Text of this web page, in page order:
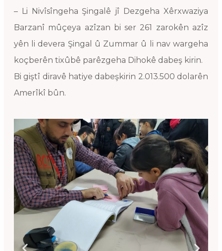
– Li Nivîsîngeha Şingalê jî Dezgeha Xêrxwaziya
Barzanî mûçeya azîzan bi ser 261 zarokên azîz
yên li devera Şingal û Zummar û li nav wargeha
koçberên tixûbê parêzgeha Dihokê dabeş kirin.
Bi giştî diravê hatiye dabeşkirin 2.013.500 dolarên
Amerîkî bûn.